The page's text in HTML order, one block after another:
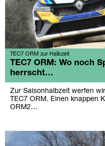
TEC7 ORM zur Halbzeit
TEC7 ORM: Wo noch
herrscht…
Zur Saisonhalbzeit werfen
TEC7 ORM. Einen knappen
ORM2…